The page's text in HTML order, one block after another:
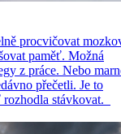
procvičovat
paměť. Možná
z práce. Nebo
přečetli. Je to
stávkovat.